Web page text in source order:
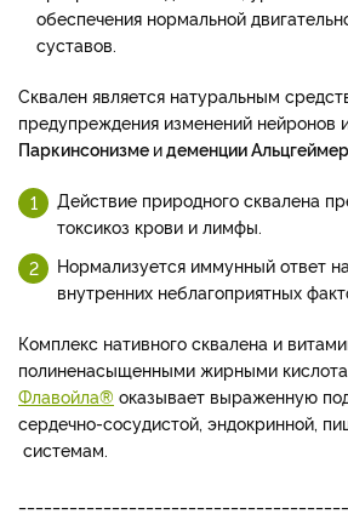
обеспечения нормальной
суставов.
Сквален является натуральным
предупреждения изменений нейронов
Паркинсонизме идеменции
Действие природного сквалена
токсикоз крови и лимфы.
Нормализуется иммунный ответ
внутренних неблагоприятных
Комплекс нативного сквалена и
полиненасыщенными жирными
Флавойла® оказывает выраженную
сердечно-сосудистой, эндокринной,
системам.